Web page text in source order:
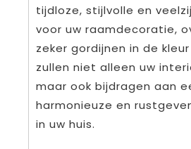
tijdloze, stijlvolle en
voor uw raamdecoratie,
zeker gordijnen in de
zullen niet alleen uw
maar ook bijdragen aan
harmonieuze en
in uw huis.